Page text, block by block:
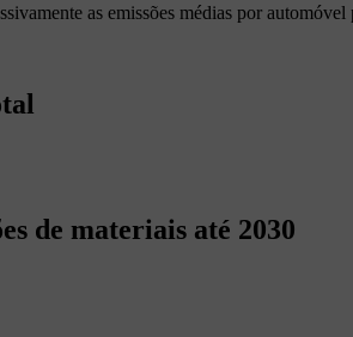
as emissões médias por
de materiais até 2030